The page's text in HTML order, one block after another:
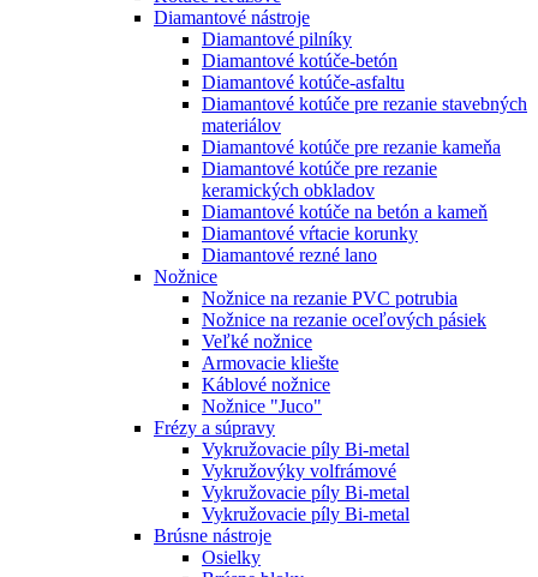
Diamantové nástroje
Diamantové pilníky
Diamantové kotúče-betón
Diamantové kotúče-asfaltu
Diamantové kotúče pre rezanie stavebných
materiálov
Diamantové kotúče pre rezanie kameňa
Diamantové kotúče pre rezanie
keramických obkladov
Diamantové kotúče na betón a kameň
Diamantové vŕtacie korunky
Diamantové rezné lano
Nožnice
Nožnice na rezanie PVC potrubia
Nožnice na rezanie oceľových pásiek
Veľké nožnice
Armovacie kliešte
Káblové nožnice
Nožnice "Juco"
Frézy a súpravy
Vykružovacie píly Bi-metal
Vykružovýky volfrámové
Vykružovacie píly Bi-metal
Vykružovacie píly Bi-metal
Brúsne nástroje
Osielky